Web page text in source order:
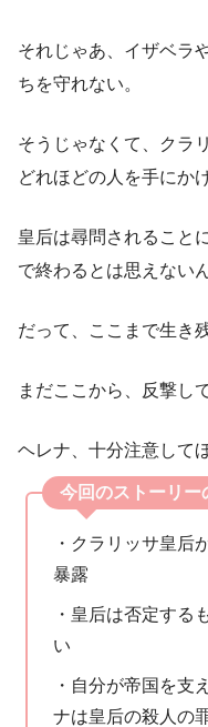
それじゃあ、イザベラ
ちを守れない。
そうじゃなくて、クラ
どれほどの人を手にか
皇后は尋問されること
で終わるとは思えない
だって、ここまで生き
まだここから、反撃し
ヘレナ、十分注意して
今回のストーリー
・クラリッサ皇后
暴露
・皇后は否定する
い
・自分が帝国を支
ナは皇后の殺人の